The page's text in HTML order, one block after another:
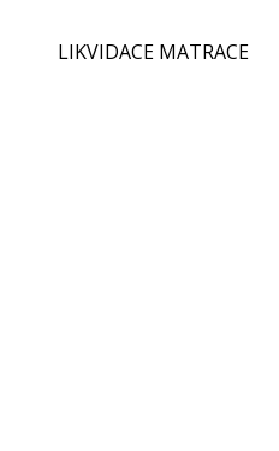
LIKVIDACE MATRACE